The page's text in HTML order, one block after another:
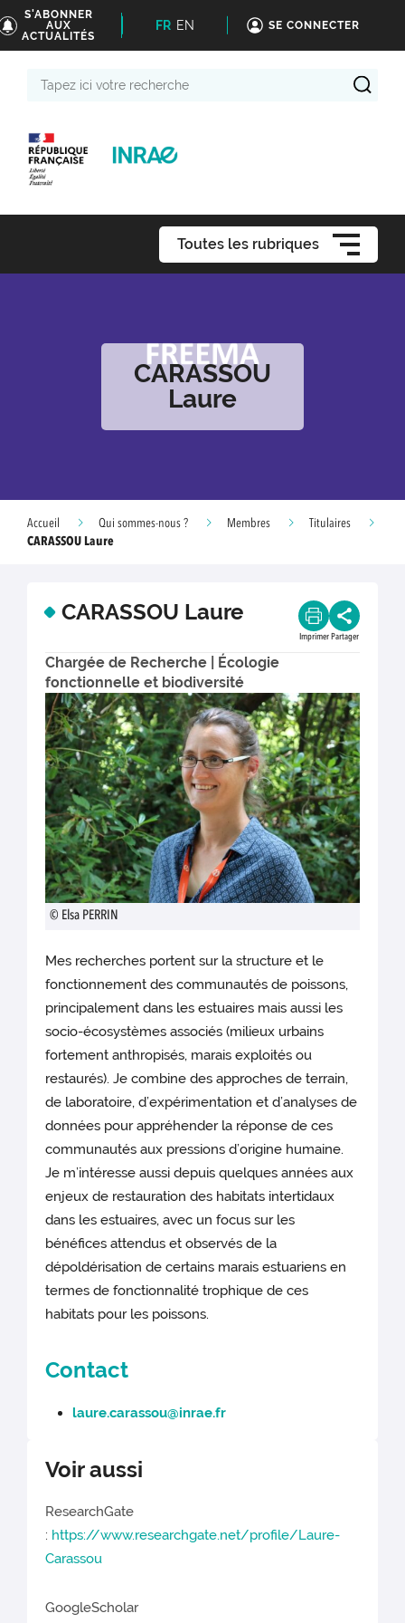
S'ABONNER
AUX
ACTUALITÉS
FR EN SE CONNECTER
Toutes les rubriques
CARASSOU
Laure
Accueil Qui sommes-nous ? Membres
Titulaires
CARASSOU Laure
CARASSOU Laure
Imprimer Partager
Chargée de Recherche | Écologie
fonctionnelle et biodiversité
© Elsa PERRIN
Mes recherches portent sur la structure et le
fonctionnement des communautés de poissons,
principalement dans les estuaires mais aussi les
socio-écosystèmes associés (milieux urbains
fortement anthropisés, marais exploités ou
restaurés). Je combine des approches de terrain,
de laboratoire, d’expérimentation et d’analyses de
données pour appréhender la réponse de ces
communautés aux pressions d’origine humaine.
Je m’intéresse aussi depuis quelques années aux
enjeux de restauration des habitats intertidaux
dans les estuaires, avec un focus sur les
bénéfices attendus et observés de la
dépoldérisation de certains marais estuariens en
termes de fonctionnalité trophique de ces
habitats pour les poissons.
Contact
laure.carassou@inrae.fr
Voir aussi
ResearchGate
: https://www.researchgate.net/profile/Laure-
Carassou
GoogleScholar